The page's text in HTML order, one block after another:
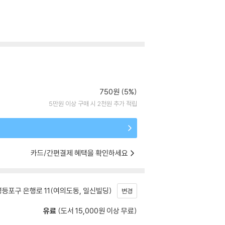
750원 (5%)
5만원 이상 구매 시 2천원 추가 적립
카드/간편결제 혜택을 확인하세요
포구 은행로 11(여의도동, 일신빌딩) 변경
유료 (도서 15,000원 이상 무료)